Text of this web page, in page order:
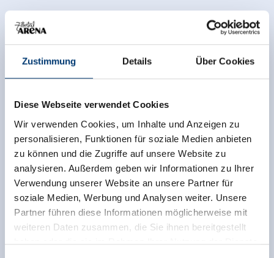
Zustimmung Details Über Cookies
Diese Webseite verwendet Cookies
Wir verwenden Cookies, um Inhalte und Anzeigen zu
personalisieren, Funktionen für soziale Medien anbieten
zu können und die Zugriffe auf unsere Website zu
analysieren. Außerdem geben wir Informationen zu Ihrer
Verwendung unserer Website an unsere Partner für
soziale Medien, Werbung und Analysen weiter. Unsere
Partner führen diese Informationen möglicherweise mit
weiteren Daten zusammen, die Sie ihnen bereitgestellt
haben oder die sie im Rahmen Ihrer Nutzung der Dienste
Zurück zur Übersicht